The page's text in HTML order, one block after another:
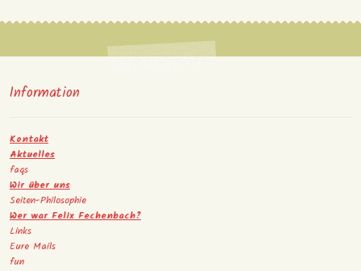
Information
Kontakt
Aktuelles
faqs
Wir über uns
Seiten-Philosophie
Wer war Felix Fechenbach?
Links
Eure Mails
fun